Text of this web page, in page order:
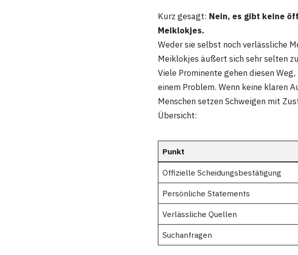
Kurz gesagt: Nein, es gibt keine
Meiklokjes.
Weder sie selbst noch verlässliche
Meiklokjes äußert sich sehr selten
Viele Prominente gehen diesen
einem Problem. Wenn keine klaren
Menschen setzen Schweigen mit
Übersicht:
Punkt
Offizielle Scheidungsbestätigung
Persönliche Statements
Verlässliche Quellen
Suchanfragen